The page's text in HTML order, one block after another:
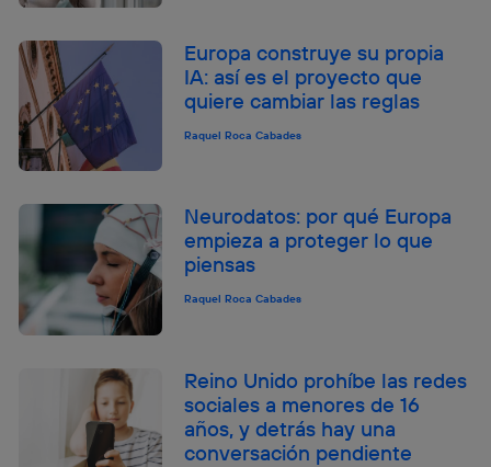
Europa construye su propia
IA: así es el proyecto que
quiere cambiar las reglas
Raquel Roca Cabades
Neurodatos: por qué Europa
empieza a proteger lo que
piensas
Raquel Roca Cabades
Reino Unido prohíbe las redes
sociales a menores de 16
años, y detrás hay una
conversación pendiente